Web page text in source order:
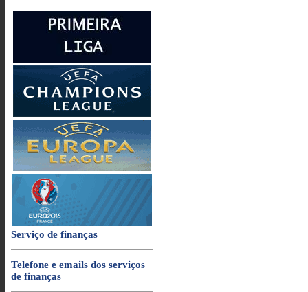
Serviço de finanças
Telefone e emails dos serviços
de finanças